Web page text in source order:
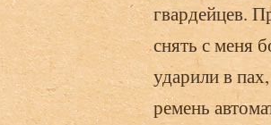
гвардейцев.
снять с меня
ударили в
ремень